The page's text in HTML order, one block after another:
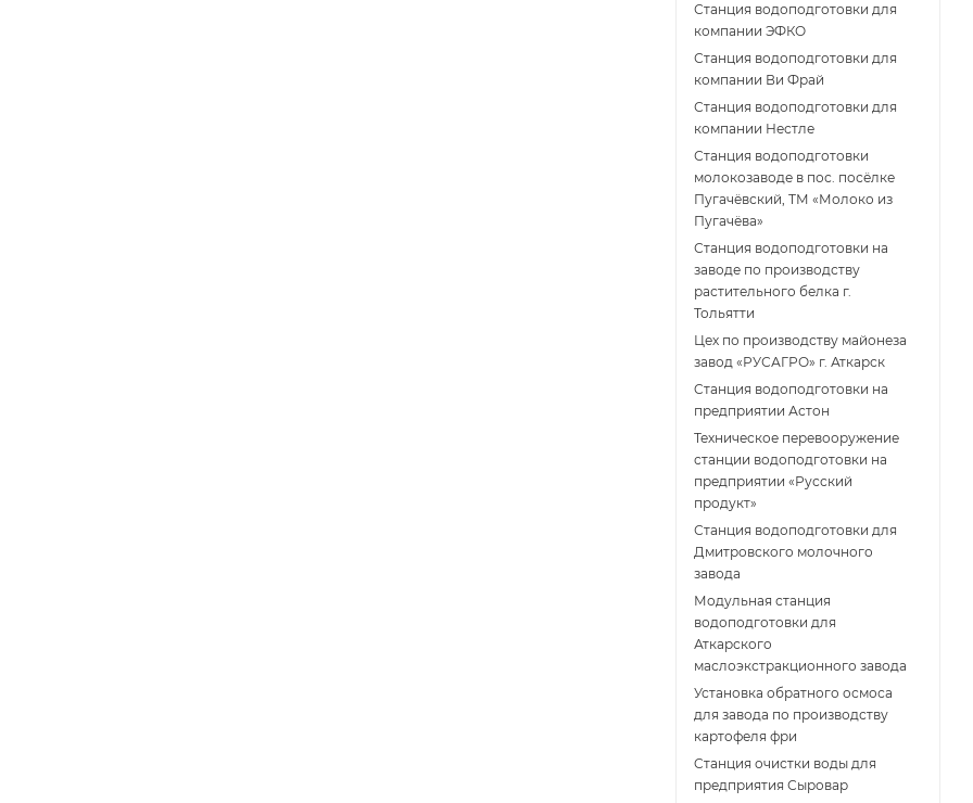
Станция водоподготовки для
компании ЭФКО
Станция водоподготовки для
компании Ви Фрай
Станция водоподготовки для
компании Нестле
Станция водоподготовки
молокозаводе в пос. посёлке
Пугачёвский, ТМ «Молоко из
Пугачёва»
Станция водоподготовки на
заводе по производству
растительного белка г.
Тольятти
Цех по производству майонеза
завод «РУСАГРО» г. Аткарск
Cтанция водоподготовки на
предприятии Астон
Техническое перевооружение
станции водоподготовки на
предприятии «Русский
продукт»
Станция водоподготовки для
Дмитровского молочного
завода
Модульная станция
водоподготовки для
Аткарского
маслоэкстракционного завода
Установка обратного осмоса
для завода по производству
картофеля фри
Cтанция очистки воды для
предприятия Сыровар